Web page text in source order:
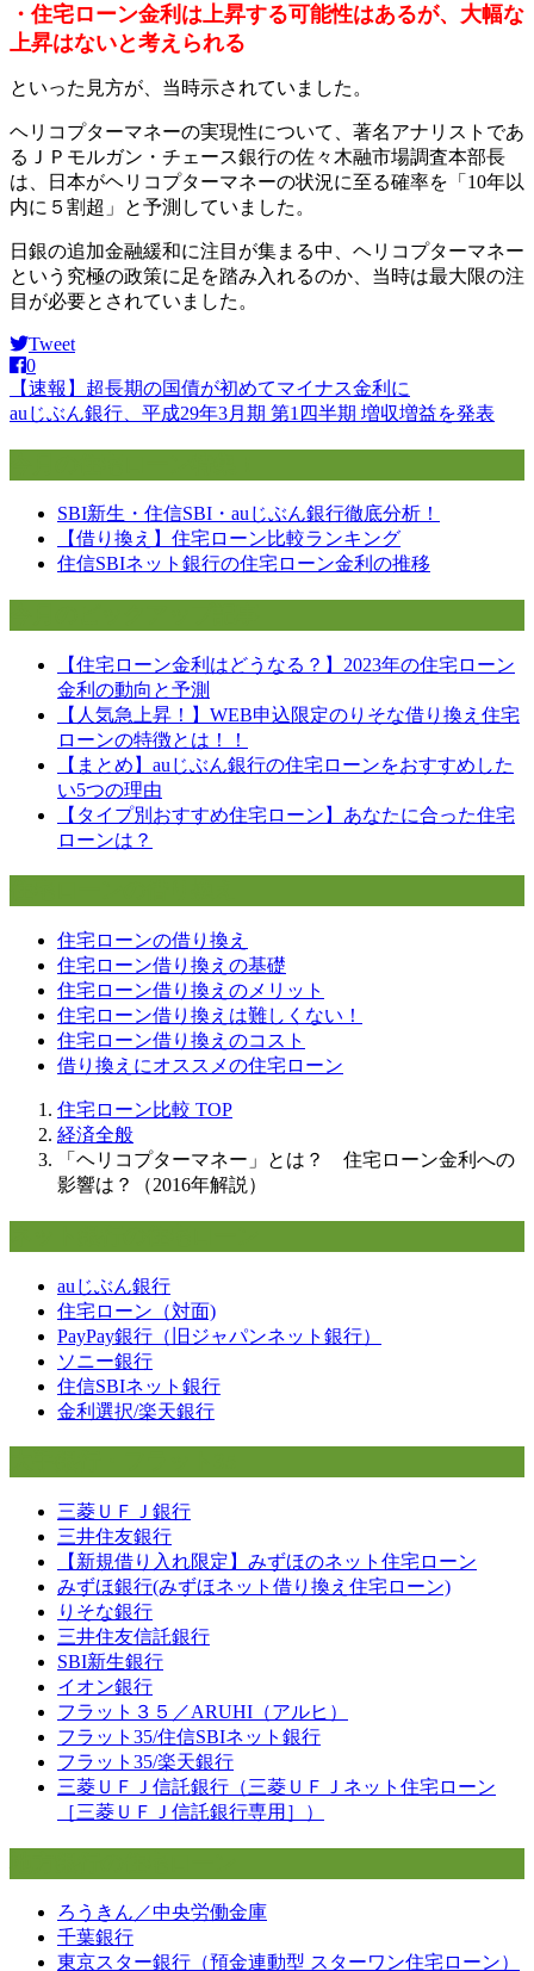
・住宅ローン金利は上昇する可能性はあるが、大幅な
上昇はないと考えられる
といった見方が、当時示されていました。
ヘリコプターマネーの実現性について、著名アナリストであ
るＪＰモルガン・チェース銀行の佐々木融市場調査本部長
は、日本がヘリコプターマネーの状況に至る確率を「10年以
内に５割超」と予測していました。
日銀の追加金融緩和に注目が集まる中、ヘリコプターマネー
という究極の政策に足を踏み入れるのか、当時は最大限の注
目が必要とされていました。
Tweet
0
投
稿
シ
【速報】超長期の国債が初めてマイナス金利に
auじぶん銀行、平成29年3月期 第1四半期 増収増益を発表
SBI新生・住信SBI・auじぶん銀行徹底分析！
【借り換え】住宅ローン比較ランキング
住信SBIネット銀行の住宅ローン金利の推移
【住宅ローン金利はどうなる？】2023年の住宅ローン
金利の動向と予測
【人気急上昇！】WEB申込限定のりそな借り換え住宅
ローンの特徴とは！！
【まとめ】auじぶん銀行の住宅ローンをおすすめした
い5つの理由
【タイプ別おすすめ住宅ローン】あなたに合った住宅
ローンは？
住宅ローンの借り換え
住宅ローン借り換えの基礎
住宅ローン借り換えのメリット
住宅ローン借り換えは難しくない！
住宅ローン借り換えのコスト
借り換えにオススメの住宅ローン
住宅ローン比較 TOP
経済全般
「ヘリコプターマネー」とは？ 住宅ローン金利への
影響は？（2016年解説）
auじぶん銀行
住宅ローン（対面)
PayPay銀行（旧ジャパンネット銀行）
ソニー銀行
住信SBIネット銀行
金利選択/楽天銀行
三菱ＵＦＪ銀行
三井住友銀行
【新規借り入れ限定】みずほのネット住宅ローン
みずほ銀行(みずほネット借り換え住宅ローン)
りそな銀行
三井住友信託銀行
SBI新生銀行
イオン銀行
フラット３５／ARUHI（アルヒ）
フラット35/住信SBIネット銀行
フラット35/楽天銀行
三菱ＵＦＪ信託銀行（三菱ＵＦＪネット住宅ローン
［三菱ＵＦＪ信託銀行専用］）
ろうきん／中央労働金庫
千葉銀行
東京スター銀行（預金連動型 スターワン住宅ローン）